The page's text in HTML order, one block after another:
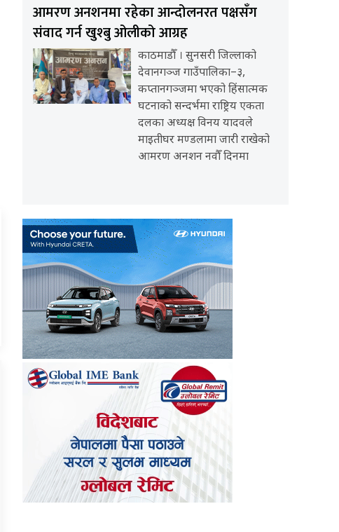
आमरण अनशनमा रहेका आन्दोलनरत पक्षसँग
संवाद गर्न खुश्बु ओलीको आग्रह
काठमाडौँ । सुनसरी जिल्लाको
देवानगञ्ज गाउँपालिका–३,
कप्तानगञ्जमा भएको हिंसात्मक
घटनाको सन्दर्भमा राष्ट्रिय एकता
दलका अध्यक्ष विनय यादवले
माइतीघर मण्डलामा जारी राखेको
आमरण अनशन नवौँ दिनमा